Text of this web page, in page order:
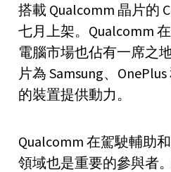
搭載 Qualcomm 晶片的
七月上架。Qualcomm
電腦市場也佔有一席之
片為 Samsung、
的裝置提供動力。
Qualcomm 在駕駛輔助
領域也是重要的參與者